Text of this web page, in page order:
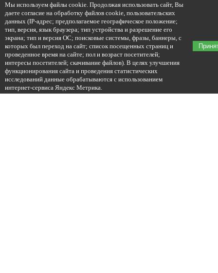
Мы используем файлы cookie. Продолжая использовать сайт, Вы
даете согласие на обработку файлов cookie, пользовательских
данных (IP-адрес; предполагаемое географическое положение;
тип, версия, язык браузера; тип устройства и разрешение его
экрана; тип и версия ОС; поисковые системы, фразы, баннеры, с
которых был переход на сайт; список посещенных страниц и
проведенное время на сайте; пол и возраст посетителей;
интересы посетителей; скачивание файлов). В целях улучшения
функционирования сайта и проведения статистических
исследований данные обрабатываются с использованием
интернет-сервиса Яндекс Метрика.